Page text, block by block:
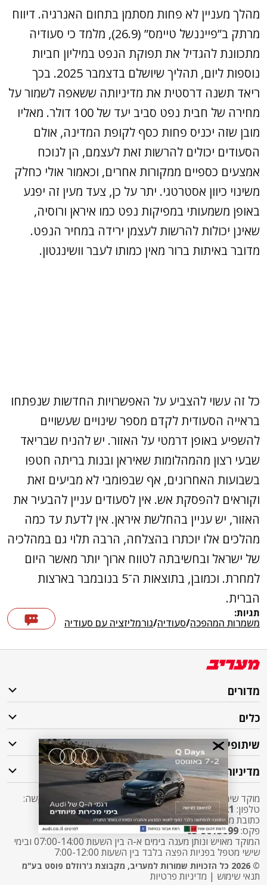
מהלך מעניין לא פחות מסתמן בתחום האנרגיה. דיווח
מרתק ב”פייננשל טיימס” (26.9), מלמד כי סעודיה
מתכוונת להגדיל את תפוקת הנפט במיליון חביות
נוספות ליום, תהליך שיושלם בדצמבר 2025. בכך
ריאד תשנה דרסטית את מדיניותה ששאפה לשמור על
מחירה של חבית נפט סביב יעד של 100 דולר. מאליו
מובן שזה יכניס פחות כסף לקופת המדינה, אולם
הסעודים יכולים להרשות זאת לעצמם, הן לנוכח
אמצעים כספיים ממקורות אחרים, וכאמור אולי כחלק
משינוי כיוון אסטרטגי. יתר על כן, צעד מעין זה יפגע
באופן משמעותי במפיקות נפט כמו איראן ורוסיה,
שאינן יכולות להרשות לעצמן ירידה במחיר הנפט.
מדובר באיתות ברור מאין כמותו לעבר וושינגטון.
כל זה עשוי להצביע על האפשרויות החדשות שנפתחו
בראייה הסעודית לקדם מספר שינויים שעשויים
להשפיע באופן דרמטי על האזור. יש להניח שבריאד
שבעי רצון מהמהלומות שאיראן ובנות בריתה חטפו
בשבועות האחרונים, אף שבפומבי לא מביעים זאת
וקוראים להפסקת אש. אין לסעודים עניין להבעיר את
האזור, יש עניין בהחלשת איראן. אין לדעת עד כמה
מהלכים אלו יוכתרו בהצלחה, הרבה תלוי גם במהלכיה
של ישראל ובחשיבתה לטווח ארוך יותר מאשר היום
למחרת. וכמובן, בתוצאות ה־5 בנובמבר בארצות
הברית.
תגיות:
משמרות המהפכה/סעודיה/נורמליזציה עם סעודיה
מדורים
כלים
שיתופי פעולה
מדיניות
מוקד שירות לקוחות מעריב אליו ניתן לפנות בכל שאלה או בקשה:
טלפון: 2421* שלוחה 5 מעריב או
03-7619056
כתובת מייל:sherut@maariv.co.il
פקס:03-5613699
המוקד מאויש ונותן מענה בימים א-ה בין השעות 07:00-14:00 ובימי
שישי מטפל בפניות הפצה בלבד בין השעות 7:00-12:00
© 2026 כל הזכויות שמורות למעריב, מקבוצת ג'רוזלם פוסט בע"מ
תנאי שימוש | מדיניות פרטיות